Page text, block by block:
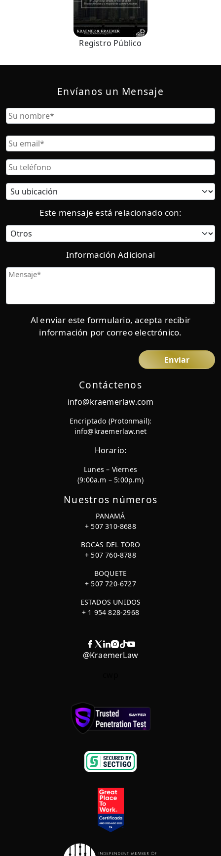
Registro Público
Contáctenos
info@kraemerlaw.com
Encriptado (Protonmail):
info@kraemerlaw.net
Horario:
Lunes – Viernes
(9:00a.m – 5:00p.m)
Nuestros números
PANAMÁ
+ 507 310-8688
BOCAS DEL TORO
+ 507 760-8788
BOQUETE
+ 507 720-6727
ESTADOS UNIDOS
+ 1 954 828-2968
@KraemerLaw
Envíanos un Mensaje
Nombre
Correo
Electrónico
Teléfono
Ubicación
actual:
Este mensaje está relacionado con:
Categoría
Información Adicional
Mensaje
Al enviar este formulario, acepta recibir
información por correo electrónico.